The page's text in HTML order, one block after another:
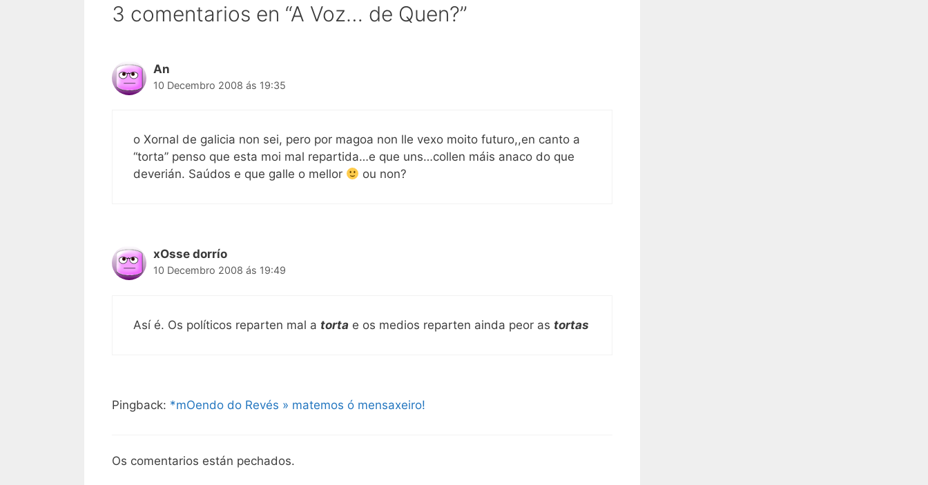
3 comentarios en “A Voz… de Quen?”
An
10 Decembro 2008 ás 19:35
o Xornal de galicia non sei, pero por magoa non lle vexo moito futuro,,en canto a
“torta” penso que esta moi mal repartida…e que uns…collen máis anaco do que
deverián. Saúdos e que galle o mellor
ou non?
xOsse dorrío
10 Decembro 2008 ás 19:49
Así é. Os políticos reparten mal a torta e os medios reparten ainda peor as tortas
Pingback: *mOendo do Revés » matemos ó mensaxeiro!
Os comentarios están pechados.